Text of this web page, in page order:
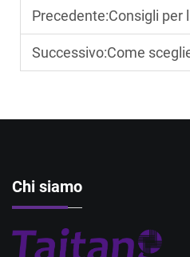
Precedente:Consigli per la manutenzione
Successivo:Come scegliere i cuscini per
Chi siamo